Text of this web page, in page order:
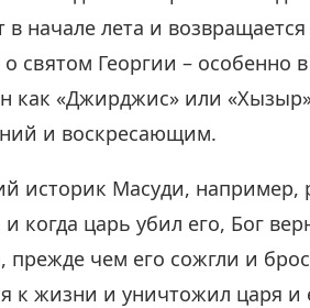
в начале лета и
о святом Георгии – особенно
как «Джирджис» или
и воскресающим.
историк Масуди, например,
и когда царь убил его, Бог
чем его сожгли и
к жизни и уничтожил царя и